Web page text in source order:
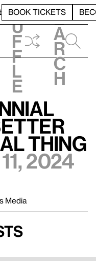
BOOK TICKETS
h
u
f
f
l
e
e
a
r
c
h
Thing
2024
Media